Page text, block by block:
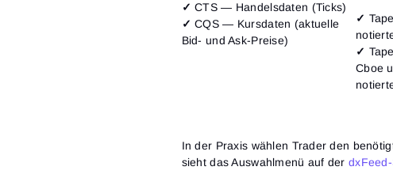
✓CTS — Handelsdaten (Ticks)
✓CQS — Kursdaten (aktuelle
Bid- und Ask-Preise)
✓
✓
Cboe
In der Praxis wählen Trader den
sieht das Auswahlmenü auf der
E-